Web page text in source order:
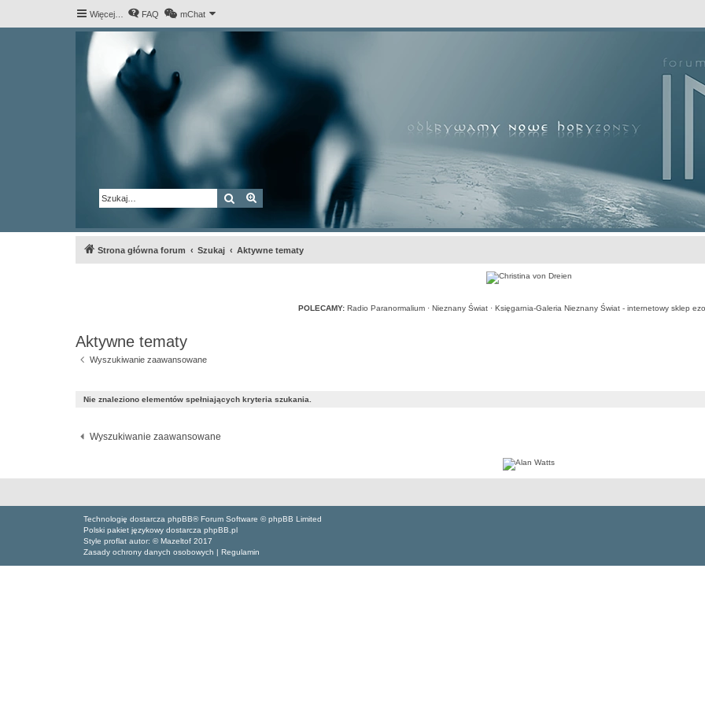
Więcej… FAQ mChat
Szukaj Wyszukiwanie zaawansowane
Strona główna forum Szukaj Aktywne tematy
POLECAMY: Radio Paranormalium· Nieznany Świat· Księgarnia-Galeria Nieznany Świat - internetowy sklep
Aktywne tematy
Wyszukiwanie zaawansowane
Nie znaleziono elementów spełniających kryteria szukania.
Wyszukiwanie zaawansowane
Technologię dostarcza phpBB® Forum Software © phpBB Limited
Polski pakiet językowy dostarcza phpBB.pl
Style proflat autor: ©Mazeltof 2017
Zasady ochrony danych osobowych | Regulamin